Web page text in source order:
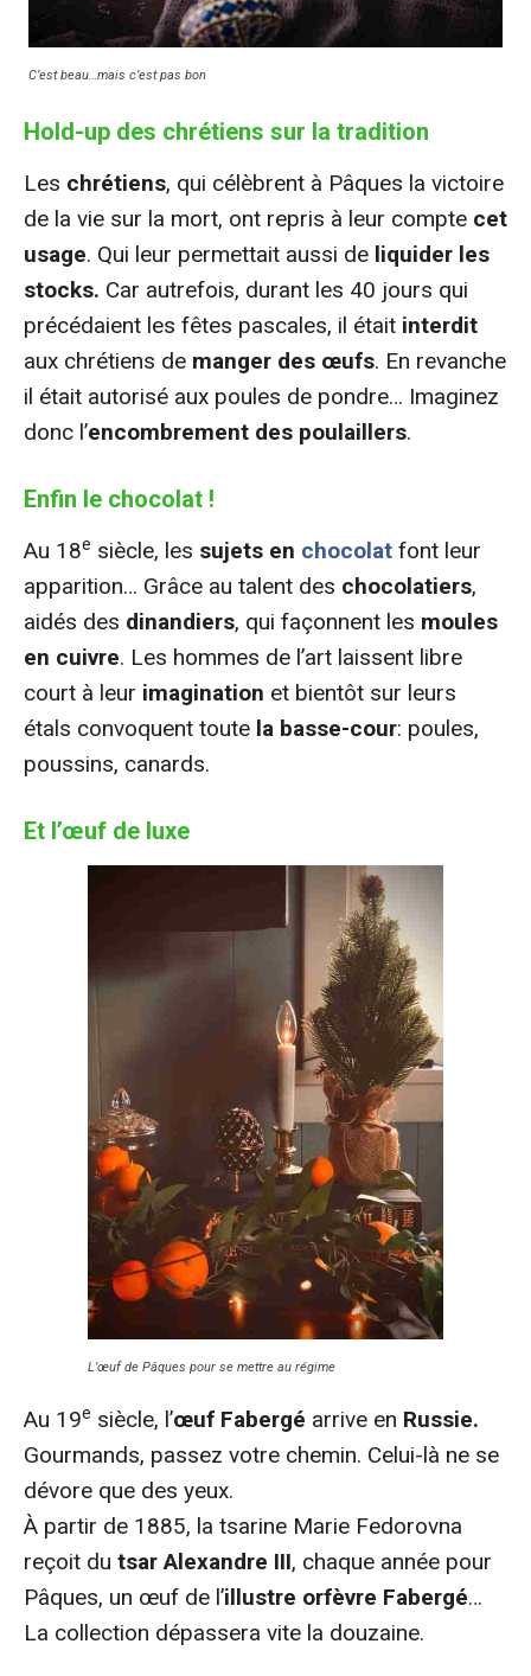
C’est beau…mais c’est pas bon
Hold-up des chrétiens sur la tradition
Les chrétiens, qui célèbrent à Pâques la victoire
de la vie sur la mort, ont repris à leur compte cet
usage. Qui leur permettait aussi de liquider les
stocks. Car autrefois, durant les 40 jours qui
précédaient les fêtes pascales, il était interdit
aux chrétiens de manger des œufs. En revanche
il était autorisé aux poules de pondre… Imaginez
donc l’encombrement des poulaillers.
Enfin le chocolat !
Au 18e siècle, les sujets en chocolat font leur
apparition… Grâce au talent des chocolatiers,
aidés des dinandiers, qui façonnent les moules
en cuivre. Les hommes de l’art laissent libre
court à leur imagination et bientôt sur leurs
étals convoquent toute la basse-cour: poules,
poussins, canards.
Et l’œuf de luxe
L’œuf de Pâques pour se mettre au régime
Au 19e siècle, l’œuf Fabergé arrive en Russie.
Gourmands, passez votre chemin. Celui-là ne se
dévore que des yeux.
À partir de 1885, la tsarine Marie Fedorovna
reçoit du tsar Alexandre III, chaque année pour
Pâques, un œuf de l’illustre orfèvre Fabergé…
La collection dépassera vite la douzaine.